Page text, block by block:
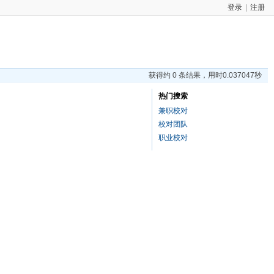
登录 注册
获得约 0 条结果，用时0.037047秒
热门搜索
兼职校对
校对团队
职业校对